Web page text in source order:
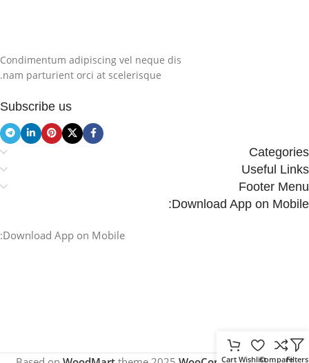
Condimentum adipiscing vel neque dis
nam parturient orci at scelerisque.
Subscribe us
Categories
Useful Links
Footer Menu
Download App on Mobile:
Download App on Mobile:
Filters
Compare
Wishlist
Cart